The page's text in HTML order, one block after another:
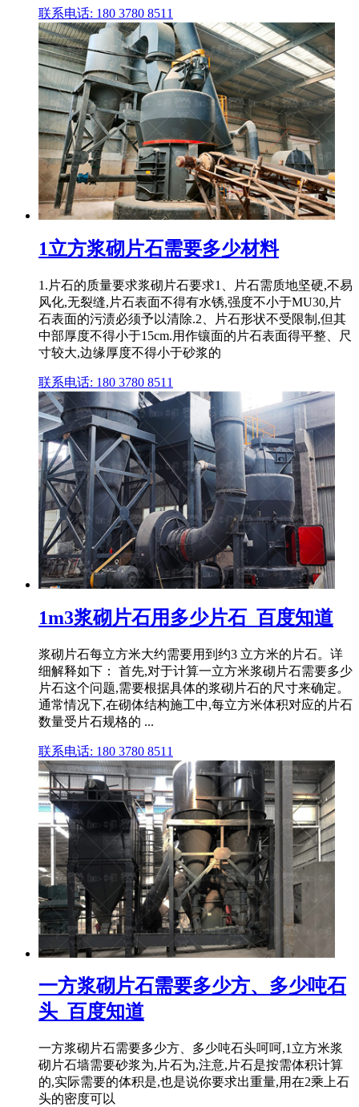
联系电话: 180 3780 8511
1立方浆砌片石需要多少材料
1.片石的质量要求浆砌片石要求1、片石需质地坚硬,不易
风化,无裂缝,片石表面不得有水锈,强度不小于MU30,片
石表面的污渍必须予以清除.2、片石形状不受限制,但其
中部厚度不得小于15cm.用作镶面的片石表面得平整、尺
寸较大,边缘厚度不得小于砂浆的
联系电话: 180 3780 8511
1m3浆砌片石用多少片石_百度知道
浆砌片石每立方米大约需要用到约3 立方米的片石。详
细解释如下： 首先,对于计算一立方米浆砌片石需要多少
片石这个问题,需要根据具体的浆砌片石的尺寸来确定。
通常情况下,在砌体结构施工中,每立方米体积对应的片石
数量受片石规格的 ...
联系电话: 180 3780 8511
一方浆砌片石需要多少方、多少吨石
头_百度知道
一方浆砌片石需要多少方、多少吨石头呵呵,1立方米浆
砌片石墙需要砂浆为,片石为,注意,片石是按需体积计算
的,实际需要的体积是,也是说你要求出重量,用在2乘上石
头的密度可以